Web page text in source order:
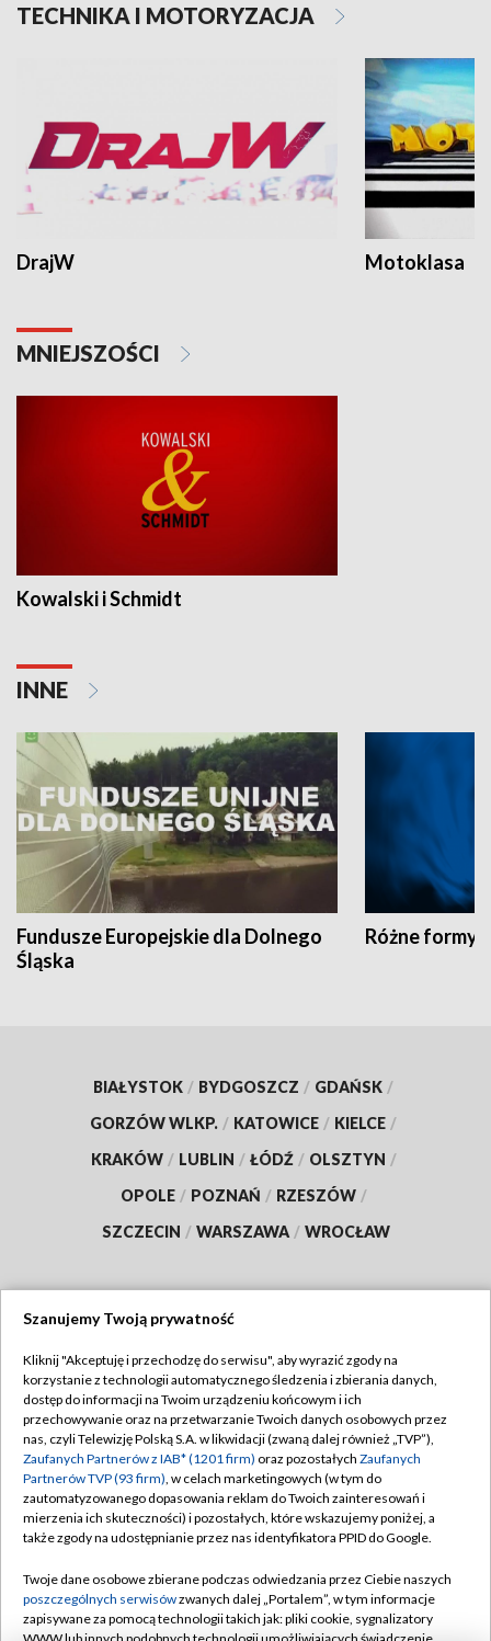
TECHNIKA I MOTORYZACJA
DrajW Motoklasa
MNIEJSZOŚCI
Kowalski i Schmidt
INNE
Fundusze Europejskie dla Dolnego
Śląska
Różne formy
BIAŁYSTOK / BYDGOSZCZ / GDAŃSK /
GORZÓW WLKP. / KATOWICE / KIELCE /
KRAKÓW / LUBLIN / ŁÓDŹ / OLSZTYN /
OPOLE / POZNAŃ / RZESZÓW /
SZCZECIN / WARSZAWA / WROCŁAW
TVP
Abonament TVP
Emisja w TVP
Centrum informacji TVP
Naziemna Telewizja Cyfrowa
Rada Programowa
System NOS
Regulamin TVP
Polityka prywatności
Moje zgody
Pomoc
Kontakt
Szanujemy Twoją prywatność
Kliknij "Akceptuję i przechodzę do serwisu", aby wyrazić zgody na
korzystanie z technologii automatycznego śledzenia i zbierania danych,
dostęp do informacji na Twoim urządzeniu końcowym i ich
przechowywanie oraz na przetwarzanie Twoich danych osobowych przez
nas, czyli Telewizję Polską S.A. w likwidacji (zwaną dalej również „TVP”),
Zaufanych Partnerów z IAB* (1201 firm) oraz pozostałych Zaufanych
Partnerów TVP (93 firm), w celach marketingowych (w tym do
zautomatyzowanego dopasowania reklam do Twoich zainteresowań i
mierzenia ich skuteczności) i pozostałych, które wskazujemy poniżej, a
także zgody na udostępnianie przez nas identyfikatora PPID do Google.
Twoje dane osobowe zbierane podczas odwiedzania przez Ciebie naszych
poszczególnych serwisówzwanych dalej „Portalem”, w tym informacje
zapisywane za pomocą technologii takich jak: pliki cookie, sygnalizatory